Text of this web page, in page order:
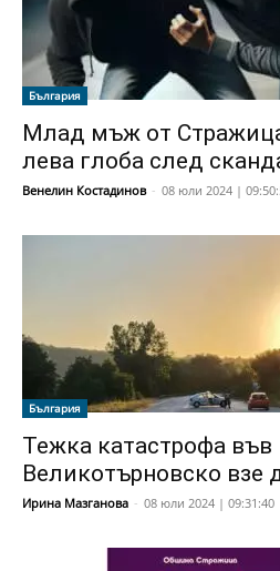
България
Млад мъж от
лева глоба след
Венелин Костадинов - 08 юли 2024 |
България
Тежка катастрофа във
Великотърновско взе
Ирина Мазганова - 08 юли 2024 | 09:31:40